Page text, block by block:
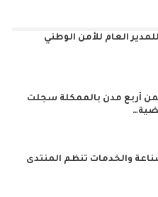
العام للأمن الوطني
ضمن أربع مدن بالممكلة سجلت
والخدمات تنظم المنتدى